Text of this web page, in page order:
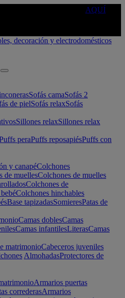
AQUÍ
Sofás camaSofás 2
de pielSofás relaxSofás
Sillones relaxSillones relax
peraPuffs reposapiésPuffs con
y canapéColchones
de muellesColchones de muelles
Colchones de
Colchones hinchables
Base tapizadasSomieresPatas de
Camas doblesCamas
Camas infantilesLiterasCamas
matrimonioCabeceros juveniles
AlmohadasProtectores de
Armarios puertas
correderasArmarios